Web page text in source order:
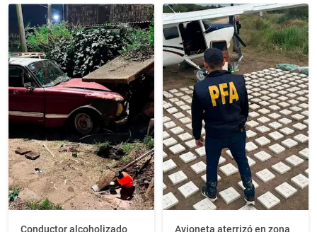
Conductor alcoholizado Avioneta aterrizó en zona